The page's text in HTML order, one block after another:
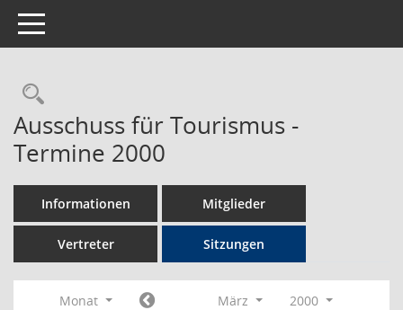
Toggle navigation
Rechercheauswahl
Ausschuss für Tourismus -
Termine 2000
Informationen Mitglieder
Vertreter Sitzungen
Monat März
2000